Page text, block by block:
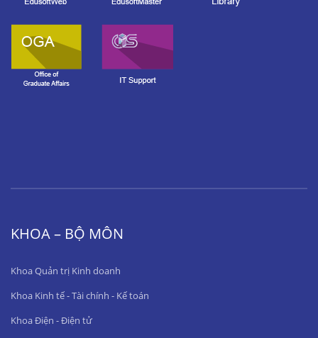
KHOA – BỘ MÔN
Khoa Quản trị Kinh doanh
Khoa Kinh tế - Tài chính - Kế toán
Khoa Điện - Điện tử